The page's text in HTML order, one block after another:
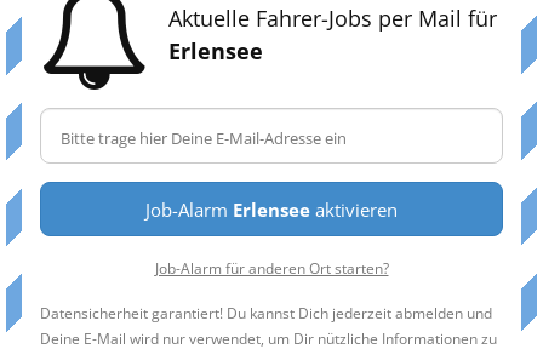
Aktuelle Fahrer-Jobs per Mail für
Erlensee
Job-Alarm Erlensee aktivieren
Job-Alarm für anderen Ort starten?
Datensicherheit garantiert! Du kannst Dich jederzeit abmelden und
Deine E-Mail wird nur verwendet, um Dir nützliche Informationen zu